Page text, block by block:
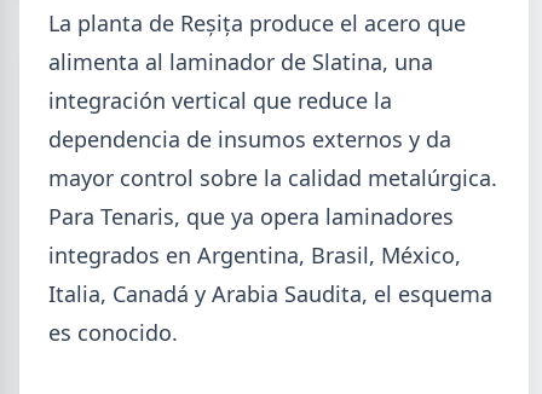
La planta de Reșița produce el acero que
alimenta al laminador de Slatina, una
integración vertical que reduce la
dependencia de insumos externos y da
mayor control sobre la calidad metalúrgica.
Para Tenaris, que ya opera laminadores
integrados en Argentina, Brasil, México,
Italia, Canadá y Arabia Saudita, el esquema
es conocido.